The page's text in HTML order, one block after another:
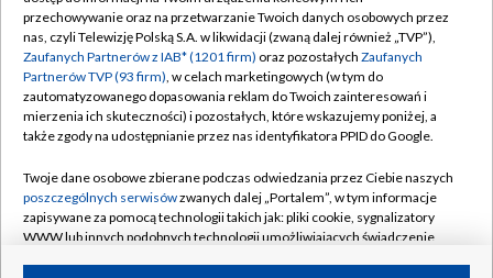
Abonament TVP
Emisja w TVP
Centrum informacji TVP
Naziemna Telewizja Cyfrowa
Rada Programowa
System NOS
Informacje o nadawcy
Regulamin TVP
Polityka prywatności
Moje zgody
Pomoc
Kontakt
Kanały
przechowywanie oraz na przetwarzanie Twoich danych osobowych przez
nas, czyli Telewizję Polską S.A. w likwidacji (zwaną dalej również „TVP”),
Zaufanych Partnerów z IAB* (1201 firm) oraz pozostałych Zaufanych
Partnerów TVP (93 firm), w celach marketingowych (w tym do
zautomatyzowanego dopasowania reklam do Twoich zainteresowań i
mierzenia ich skuteczności) i pozostałych, które wskazujemy poniżej, a
także zgody na udostępnianie przez nas identyfikatora PPID do Google.
Twoje dane osobowe zbierane podczas odwiedzania przez Ciebie naszych
poszczególnych serwisówzwanych dalej „Portalem”, w tym informacje
zapisywane za pomocą technologii takich jak: pliki cookie, sygnalizatory
WWW lub innych podobnych technologii umożliwiających świadczenie